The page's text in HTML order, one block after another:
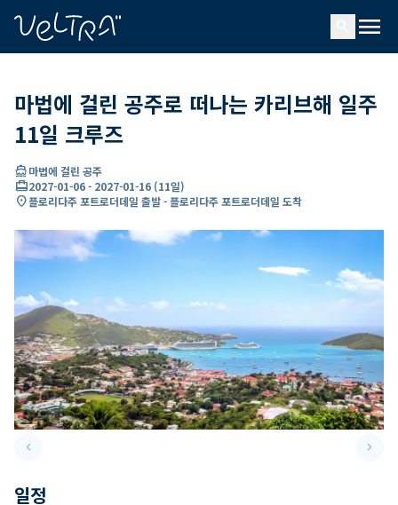
menu
마법에 걸린 공주로 떠나는 카리브해 일주
11일 크루즈
directions_boat마법에 걸린 공주
card_travel2027-01-06- 2027-01-16 (11일)
location_on플로리다주 포트로더데일 출발 - 플로리다주 포트로더데일 도착
keyboard_arrow_leftPrevious slide keyboard_arrow_right
일정